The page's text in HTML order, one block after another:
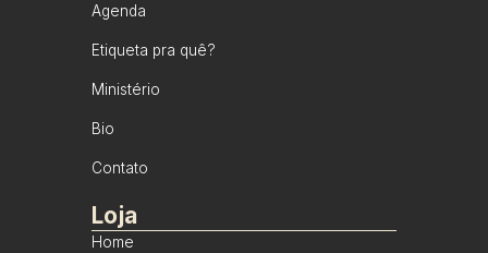
Agenda
Etiqueta pra quê?
Ministério
Bio
Contato
Loja
Home